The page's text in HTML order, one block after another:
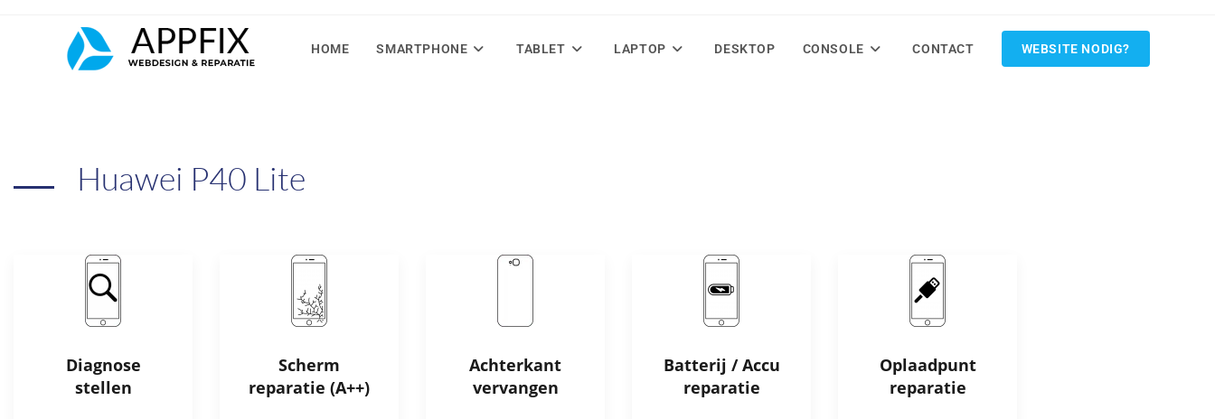
HOME SMARTPHONE TABLET LAPTOP DESKTOP CONSOLE CONTACT WEBSITE NODIG?
Huawei P40 Lite
Diagnose
stellen
Scherm
reparatie (A++)
Achterkant
vervangen
Batterij / Accu
reparatie
Oplaadpunt
reparatie